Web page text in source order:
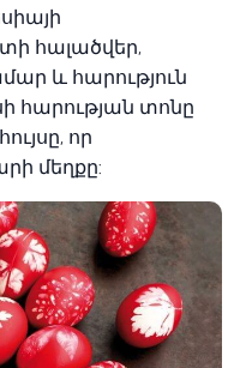
հալածվեր,
և հարություն
հարության տոնը
որ
մեղքը: